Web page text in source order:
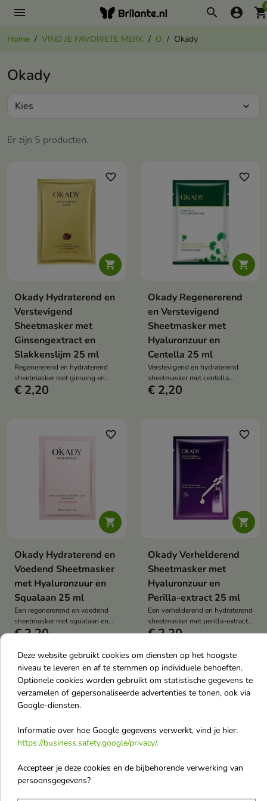
menu search account_circle
Home VIND JE FAVORIETE MERK O Okady
Okady
Er zijn 5 producten.
Kies expand_more

favorite_border
Okady Hydraterend en
Verstevigend
Sheetmasker met
Ginsengextract en
Slakkenslijm 25 ml
Regenererend en hydraterend
sheetmasker met ginseng en
slakkenslijmfiltraat, dat de huid
€ 2,20

favorite_border
Okady Regenererend
en Verstevigend
Sheetmasker met
Hyaluronzuur en
Centella 25 ml
Verstevigend en hydraterend
sheetmasker met centella
asiatica en hyaluronzuur, dat de
€ 2,20

favorite_border
Okady Hydraterend en
Voedend Sheetmasker
met Hyaluronzuur en
Squalaan 25 ml
Een regenererend en voedend
sheetmasker met squalaan en
hyaluronzuur dat intensief
de huidregeneratie ondersteunt.
Het herstelt de zachtheid,
uitstraling van de huid.
€ 2,20

favorite_border
Okady Verhelderend
Sheetmasker met
Hyaluronzuur en
Perilla-extract 25 ml
Een verhelderend en hydraterend
sheetmasker met perilla-extract
en hyaluronzuur dat de huid
natuurlijke glans en
zijdezachtheid herstelt.
€ 2,20

favorite_border
Okady Intensief
Deze website gebruikt cookies om diensten op het hoogste
niveau te leveren en af te stemmen op individuele behoeften.
Optionele cookies worden gebruikt om statistische gegevens te
verzamelen of gepersonaliseerde advertenties te tonen, ook via
Google-diensten.
Informatie over hoe Google gegevens verwerkt, vind je hier:
https://business.safety.google/privacy/.
Accepteer je deze cookies en de bijbehorende verwerking van
persoonsgegevens?